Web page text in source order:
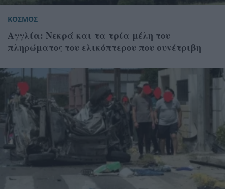
ΚΟΣΜΟΣ
Αγγλία: Νεκρά και τα τρία μέλη του
πληρώματος του ελικόπτερου που συνέτριβη